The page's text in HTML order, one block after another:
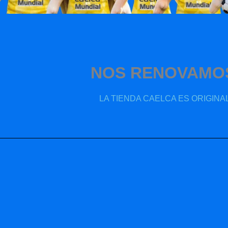
NOS
LA TIENDA CAELCA ES